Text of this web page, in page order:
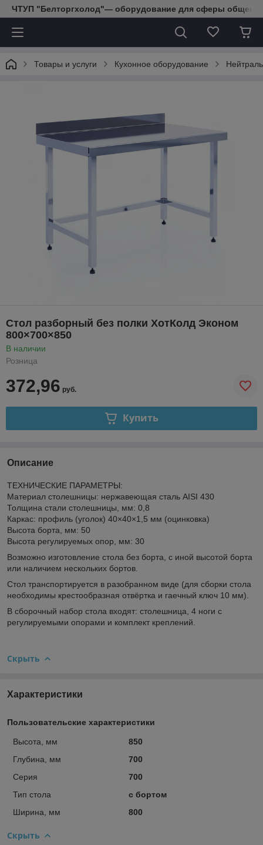
ЧТУП "Белторгхолод"— оборудование для сферы
Товары и услуги Кухонное оборудование
Стол разборный без полки ХотКолд Эконом
800×700×850
В наличии
Розница
372,96 руб.
Купить
Описание
ТЕХНИЧЕСКИЕ ПАРАМЕТРЫ:
Материал столешницы: нержавеющая cталь AISI 430
Толщина стали столешницы, мм: 0,8
Каркас: профиль (уголок) 40×40×1,5 мм (оцинковка)
Высота борта, мм: 50
Высота регулируемых опор, мм: 30
Возможно изготовление стола без борта, с иной высотой борта
или наличием нескольких бортов.
Стол транспортируется в разобранном виде (для сборки стола
необходимы крестообразная отвёртка и гаечный ключ 10 мм).
В сборочный набор стола входят: столешница, 4 ноги с
регулируемыми опорами и комплект креплений.
Скрыть
Характеристики
Пользовательские характеристики
Высота, мм
850
Глубина, мм
700
Серия
700
Тип стола
с бортом
Ширина, мм
800
Скрыть